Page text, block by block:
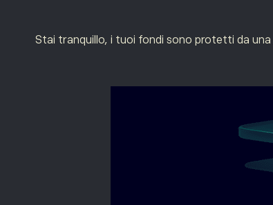
Stai tranquillo, i tuoi fondi sono protetti da una